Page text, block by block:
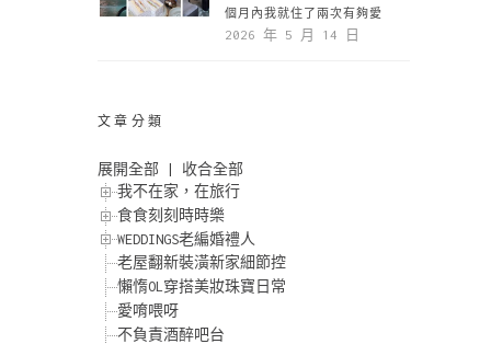
個月內我就住了兩次有夠愛
2026 年 5 月 14 日
文章分類
展開全部
收合全部
我不在家，在旅行
食食刻刻時時樂
WEDDINGS老編婚禮人
老屋翻新裝潢新家細節控
懶惰OL穿搭美妝珠寶日常
愛唷喂呀
不負責酒醉吧台